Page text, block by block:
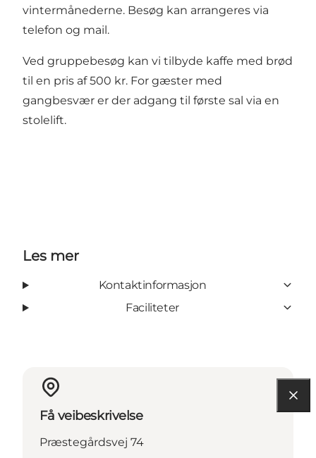
vintermånederne. Besøg kan arrangeres via
telefon og mail.
Ved gruppebesøg kan vi tilbyde kaffe med brød
til en pris af 500 kr. For gæster med
gangbesvær er der adgang til første sal via en
stolelift.
Les mer
Kontaktinformasjon
Faciliteter
Få veibeskrivelse
Præstegårdsvej 74